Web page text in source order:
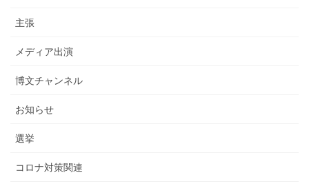
主張
メディア出演
博文チャンネル
お知らせ
選挙
コロナ対策関連